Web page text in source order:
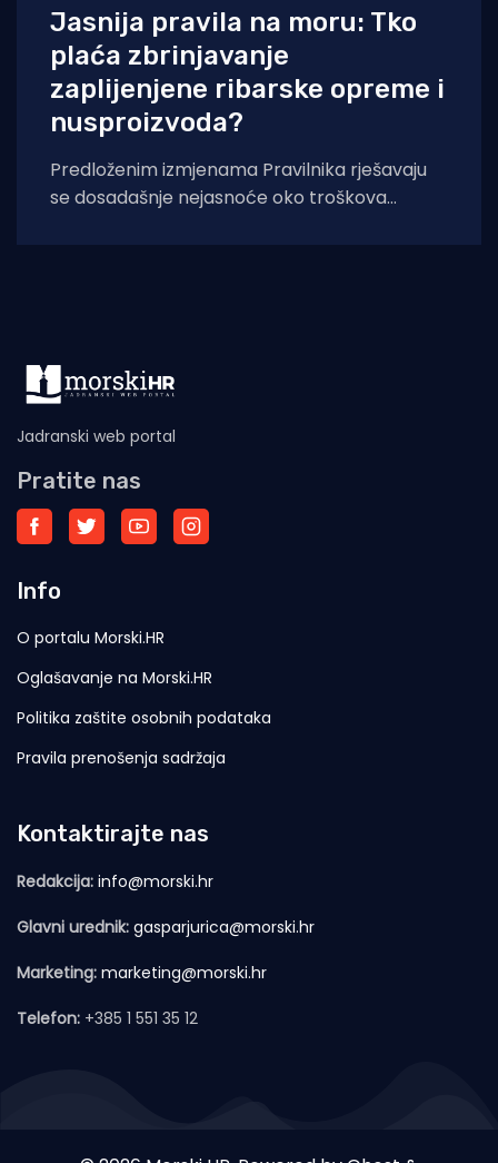
Jasnija pravila na moru: Tko
plaća zbrinjavanje
zaplijenjene ribarske opreme i
nusproizvoda?
Predloženim izmjenama Pravilnika rješavaju
se dosadašnje nejasnoće oko troškova
Jadranski web portal
Pratite nas
Info
O portalu Morski.HR
Oglašavanje na Morski.HR
Politika zaštite osobnih podataka
Pravila prenošenja sadržaja
Kontaktirajte nas
Redakcija: info@morski.hr
Glavni urednik: gasparjurica@morski.hr
Marketing: marketing@morski.hr
Telefon: +385 1 551 35 12